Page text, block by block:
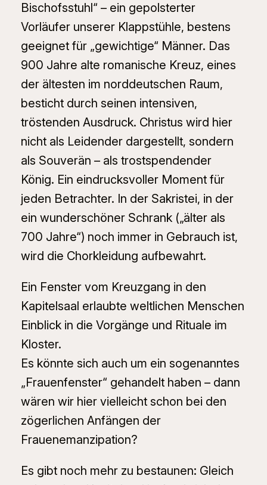
Bischofsstuhl“ – ein gepolsterter
Vorläufer unserer Klappstühle, bestens
geeignet für „gewichtige“ Männer. Das
900 Jahre alte romanische Kreuz, eines
der ältesten im norddeutschen Raum,
besticht durch seinen intensiven,
tröstenden Ausdruck. Christus wird hier
nicht als Leidender dargestellt, sondern
als Souverän – als trostspendender
König. Ein eindrucksvoller Moment für
jeden Betrachter. In der Sakristei, in der
ein wunderschöner Schrank („älter als
700 Jahre“) noch immer in Gebrauch ist,
wird die Chorkleidung aufbewahrt.
Ein Fenster vom Kreuzgang in den
Kapitelsaal erlaubte weltlichen Menschen
Einblick in die Vorgänge und Rituale im
Kloster.
Es könnte sich auch um ein sogenanntes
„Frauenfenster“ gehandelt haben – dann
wären wir hier vielleicht schon bei den
zögerlichen Anfängen der
Frauenemanzipation?
Es gibt noch mehr zu bestaunen: Gleich